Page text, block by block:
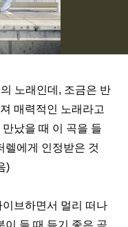
노래인데, 조금은 반
매력적인 노래라고
났을 때 이 곡을 들
렐에게 인정받은 것
)
이브하면서 멀리 떠나